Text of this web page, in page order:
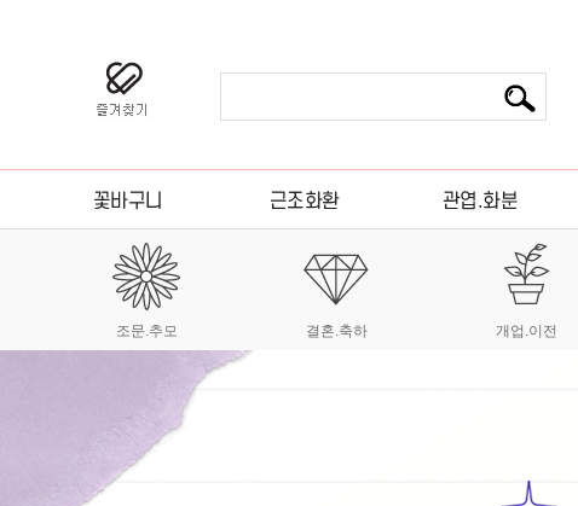
조문.추모 결혼.축하 개업.이전